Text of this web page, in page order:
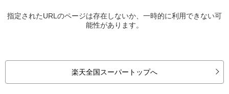
指定されたURLのページは存在しないか、一時的に利用できない可
能性があります。
楽天全国スーパートップへ